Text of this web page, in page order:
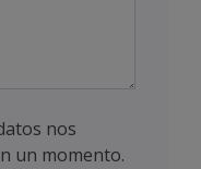
nos
un momento.